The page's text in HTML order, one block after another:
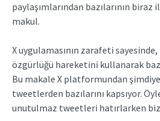
paylaşımlarından bazılarının
makul.
X uygulamasının zarafeti
özgürlüğü hareketini kullanarak
Bu makale X platformundan
tweetlerden bazılarını kapsıyor.
unutulmaz tweetleri hatırlarken